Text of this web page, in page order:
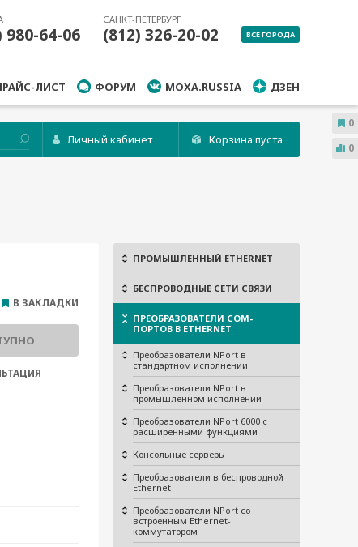
980-64-06
САНКТ-ПЕТЕРБУРГ
(812) 326-20-02 ВСЕ ГОРОДА
ЛИСТ
ФОРУМ MOXA.RUSSIA ДЗЕН
Личный кабинет Корзина пуста
ПРОМЫШЛЕННЫЙ ETHERNET
БЕСПРОВОДНЫЕ СЕТИ СВЯЗИ
ПРЕОБРАЗОВАТЕЛИ COM-
ПОРТОВ В ETHERNET
Преобразователи NPort в
стандартном исполнении
Преобразователи NPort в
промышленном исполнении
Преобразователи NPort 6000 с
расширенными функциями
Консольные серверы
Преобразователи в беспроводной
Ethernet
Преобразователи NPort со
встроенным Ethernet-
коммутатором
В ЗАКЛАДКИ
0
0